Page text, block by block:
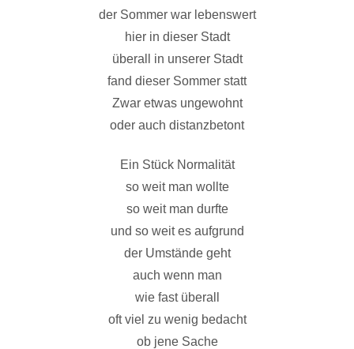
der Sommer war lebenswert
hier in dieser Stadt
überall in unserer Stadt
fand dieser Sommer statt
Zwar etwas ungewohnt
oder auch distanzbetont
Ein Stück Normalität
so weit man wollte
so weit man durfte
und so weit es aufgrund
der Umstände geht
auch wenn man
wie fast überall
oft viel zu wenig bedacht
ob jene Sache